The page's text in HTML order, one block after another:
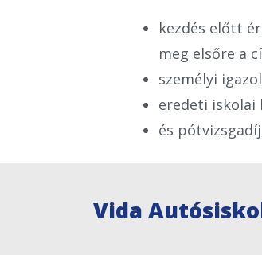
kezdés előtt
meg elsőre a
személyi
eredeti iskolai
és
Vida